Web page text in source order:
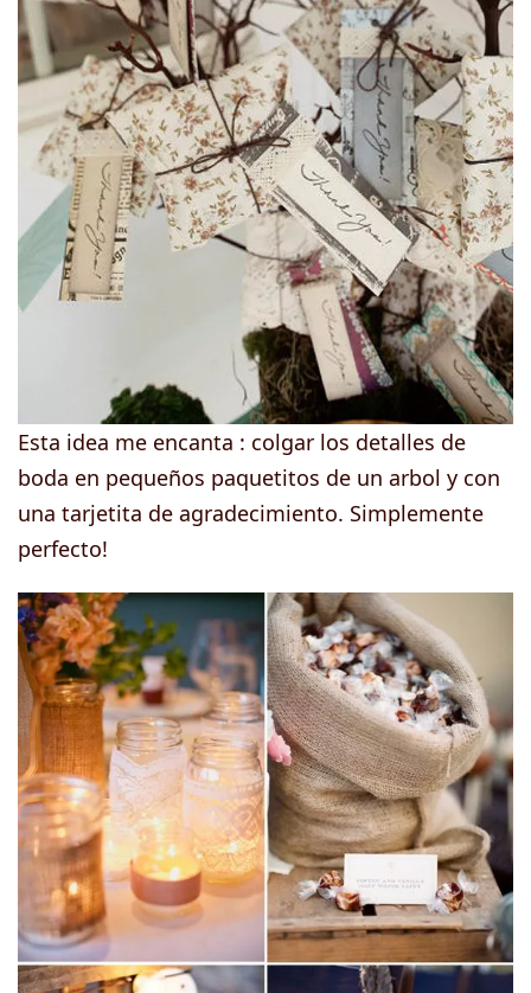
Esta idea me encanta : colgar los detalles de
boda en pequeños paquetitos de un arbol y con
una tarjetita de agradecimiento. Simplemente
perfecto!